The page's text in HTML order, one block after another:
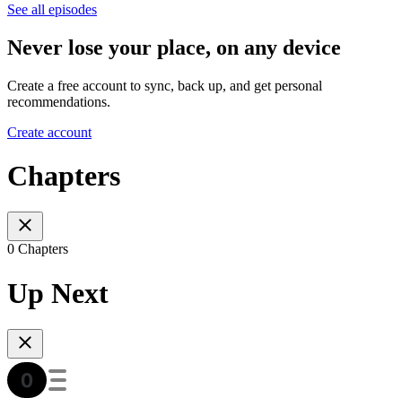
See all episodes
Never lose your place, on any device
Create a free account to sync, back up, and get personal
recommendations.
Create account
Chapters
0 Chapters
Up Next